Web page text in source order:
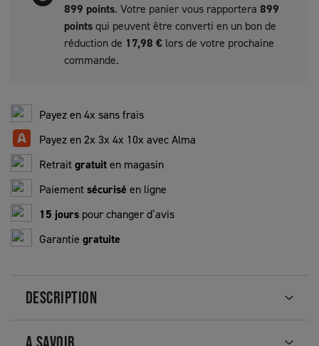
899 points. Votre panier vous rapportera 899
pointsqui peuvent être converti en un bon de
réduction de 17,98 €lors de votre prochaine
commande.
Payez en 4x sans frais
Payez en 2x 3x 4x 10x avec Alma
Retraitgratuiten magasin
Paiementsécurisé en ligne
15 jours pour changer d’avis
Garantie gratuite
DESCRIPTION
A SAVOIR